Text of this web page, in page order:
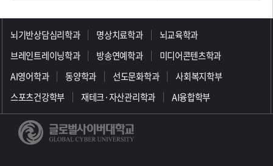
뇌기반상담심리학과 명상치료학과
뇌교육학과
브레인트레이닝학과
방송연예학과
미디어콘텐츠학과
AI영어학과
동양학과 선도문화학과
사회복지학부
스포츠건강학부
재테크·자산관리학과 AI융합학부